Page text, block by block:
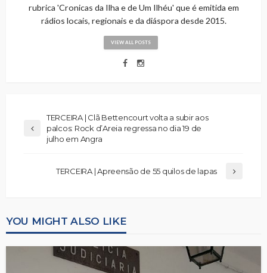
rubrica 'Cronicas da Ilha e de Um Ilhéu' que é emitida em
rádios locais, regionais e da diáspora desde 2015.
VIEW ALL POSTS
TERCEIRA | Clã Bettencourt volta a subir aos
palcos: Rock d’Areia regressa no dia 19 de
julho em Angra
TERCEIRA | Apreensão de 55 quilos de lapas
YOU MIGHT ALSO LIKE